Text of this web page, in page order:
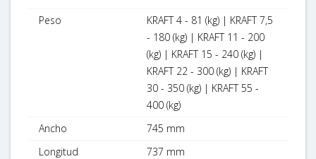
Peso
KRAFT 4 - 81 (kg) | KRAFT 7,5
- 180 (kg) | KRAFT 11 - 200
(kg) | KRAFT 15 - 240 (kg) |
KRAFT 22 - 300 (kg) | KRAFT
30 - 350 (kg) | KRAFT 55 -
400 (kg)
Ancho
745 mm
Longitud
737 mm